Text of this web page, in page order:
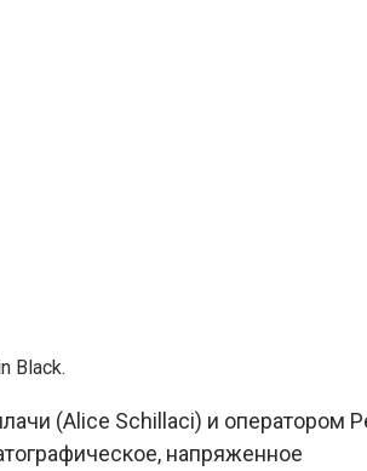
Black.
(Alice Schillaci) и оператором
напряженное